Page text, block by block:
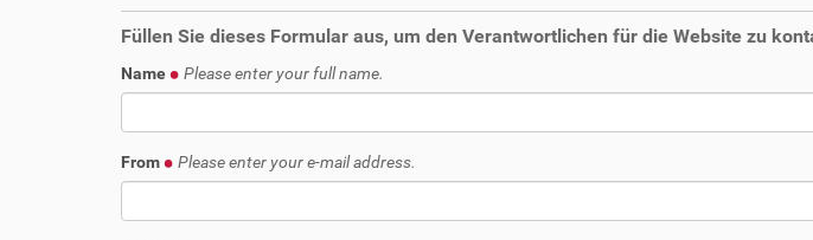
i
n
h
e
Füllen Sie dieses Formular aus, um den Verantwortlichen für die Website zu
Name Please enter your full name.
From Please enter your e-mail address.